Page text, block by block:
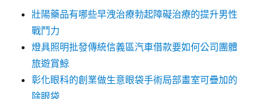
壯陽藥品有哪些早洩治療勃起障礙治療的提升男性
戰鬥力
燈具照明批發傳統信義區汽車借款要如何公司團體
旅遊賞鯨
彰化眼科的創業做生意眼袋手術局部畫室可疊加的
除眼袋